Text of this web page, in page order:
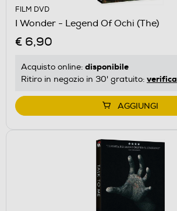
FILM DVD
I Wonder - Legend Of Ochi (The)
€ 6,90
Acquisto online: disponibile
Ritiro in negozio in 30' gratuito: verifica
AGGIUNGI